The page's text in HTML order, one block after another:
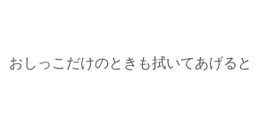
おしっこだけのときも拭いてあげると